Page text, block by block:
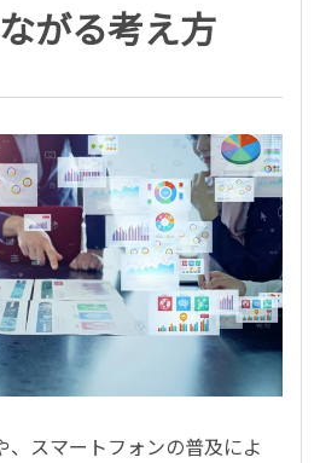
がる考え方
、スマートフォンの普及によ